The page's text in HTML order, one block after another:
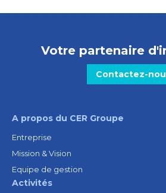
Votre partenaire
Contactez-
A propos du CER Groupe
Entreprise
Mission & Vision
Equipe de gestion
Activités